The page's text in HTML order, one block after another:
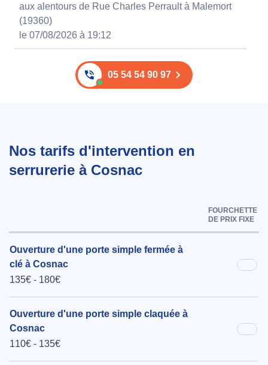
aux alentours de Rue Charles Perrault à Malemort
(19360)
le 07/08/2026 à 19:12
05 54 54 90 97
Nos tarifs d'intervention en
serrurerie à Cosnac
FOURCHETTE
DE PRIX FIXE
Ouverture d'une porte simple fermée à
clé à Cosnac
135€ - 180€
Ouverture d'une porte simple claquée à
Cosnac
110€ - 135€